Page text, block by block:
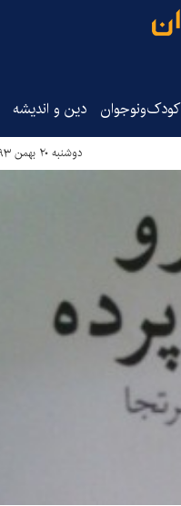
کودک‌ونوجوان دین و اندیشه
دوشنبه ۲۰ بهمن ۱۳۹۳ - ۱۰:۴۶